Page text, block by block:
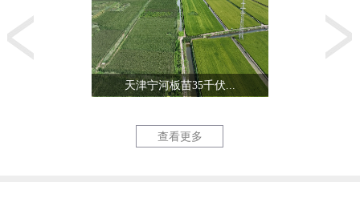
天津宁河板苗35千伏...
查看更多